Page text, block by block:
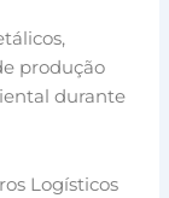
produção
durante
Logísticos